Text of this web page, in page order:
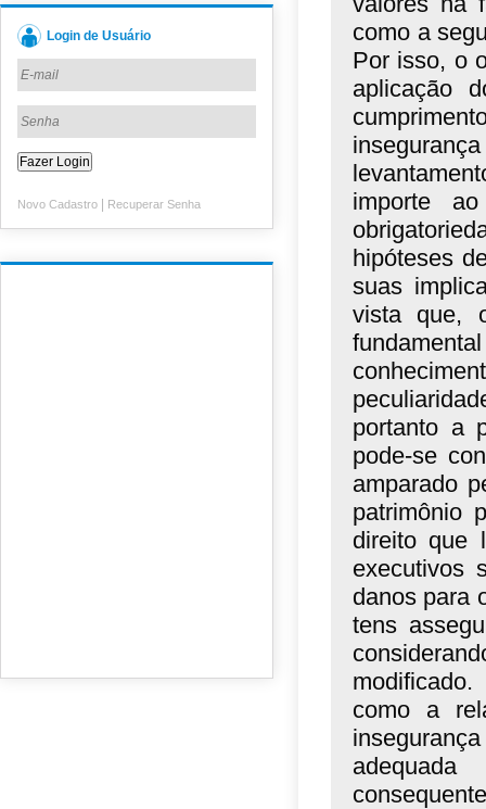
Login de Usuário
Novo Cadastro Recuperar Senha
como a
Por isso, o
aplicação
importe
hipóteses
suas
vista que,
portanto a
pode-se
amparado
patrimônio
direito que
executivos
danos para
tens
como a